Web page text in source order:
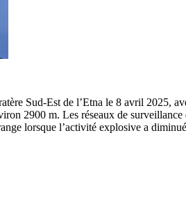
Sud-Est de l’Etna le 8 avril 2025,
2900 m. Les réseaux de
lorsque l’activité explosive a